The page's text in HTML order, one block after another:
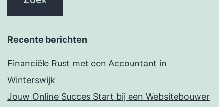
Recente berichten
Financiële Rust met een Accountant in
Winterswijk
Jouw Online Succes Start bij een Websitebouwer